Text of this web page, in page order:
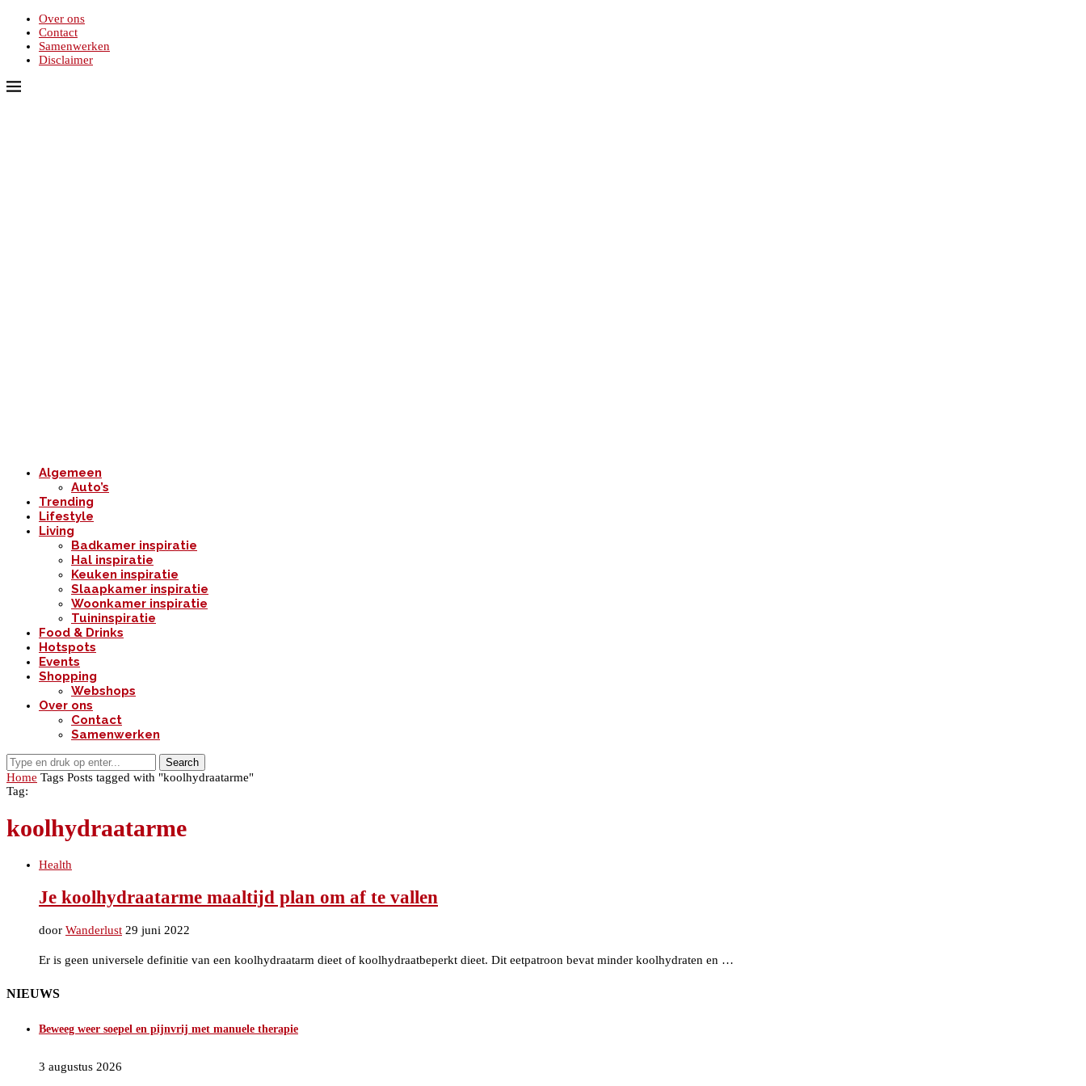
Over ons
Contact
Samenwerken
Disclaimer
Algemeen
Auto’s
Trending
Lifestyle
Living
Badkamer inspiratie
Hal inspiratie
Keuken inspiratie
Slaapkamer inspiratie
Woonkamer inspiratie
Tuininspiratie
Food & Drinks
Hotspots
Events
Shopping
Webshops
Over ons
Contact
Samenwerken
Search
Home Tags Posts tagged with "koolhydraatarme"
Tag:
koolhydraatarme
Health
Je koolhydraatarme maaltijd plan om af te vallen
door Wanderlust 29 juni 2022
Er is geen universele definitie van een koolhydraatarm dieet of koolhydraatbeperkt dieet. Dit eetpatroon bevat minder koolhydraten en …
NIEUWS
Beweeg weer soepel en pijnvrij met manuele therapie
3 augustus 2026